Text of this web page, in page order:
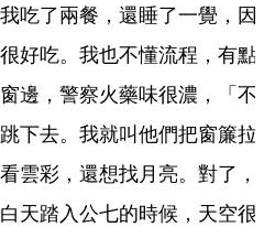
吃了兩餐，還睡了一覺，因
好吃。我也不懂流程，有點
邊，警察火藥味很濃，「不
下去。我就叫他們把窗簾拉
雲彩，還想找月亮。對了，
天踏入公七的時候，天空很